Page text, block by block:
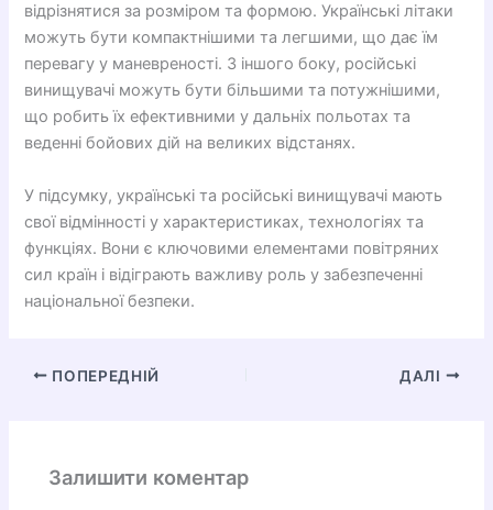
відрізнятися за розміром та формою. Українські літаки
можуть бути компактнішими та легшими, що дає їм
перевагу у маневреності. З іншого боку, російські
винищувачі можуть бути більшими та потужнішими,
що робить їх ефективними у дальніх польотах та
веденні бойових дій на великих відстанях.
У підсумку, українські та російські винищувачі мають
свої відмінності у характеристиках, технологіях та
функціях. Вони є ключовими елементами повітряних
сил країн і відіграють важливу роль у забезпеченні
національної безпеки.
ПОПЕРЕДНІЙ ДАЛІ
Залишити коментар